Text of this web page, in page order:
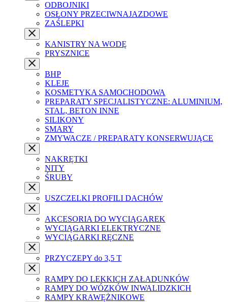
ODBOJNIKI
OSŁONY PRZECIWNAJAZDOWE
ZAŚLEPKI
KANISTRY NA WODĘ
PRYSZNICE
BHP
KLEJE
KOSMETYKA SAMOCHODOWA
PREPARATY SPECJALISTYCZNE: ALUMINIUM,
STAL, BETON INNE
SILIKONY
SMARY
ZMYWACZE / PREPARATY KONSERWUJĄCE
NAKRĘTKI
NITY
ŚRUBY
USZCZELKI PROFILI DACHÓW
AKCESORIA DO WYCIĄGAREK
WYCIĄGARKI ELEKTRYCZNE
WYCIĄGARKI RĘCZNE
PRZYCZEPY do 3,5 T
RAMPY DO LEKKICH ZAŁADUNKÓW
RAMPY DO WÓZKÓW INWALIDZKICH
RAMPY KRAWĘŻNIKOWE